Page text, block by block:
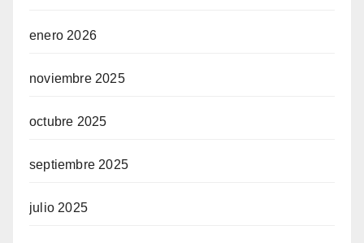
enero 2026
noviembre 2025
octubre 2025
septiembre 2025
julio 2025